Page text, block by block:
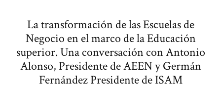
La transformación de las Escuelas de
Negocio en el marco de la Educación
superior. Una conversación con Antonio
Alonso, Presidente de AEEN y Germán
Fernández Presidente de ISAM